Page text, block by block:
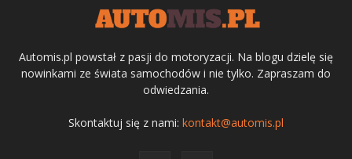
Automis.pl powstał z pasji do motoryzacji. Na blogu dzielę się
nowinkami ze świata samochodów i nie tylko. Zapraszam do
odwiedzania.
Skontaktuj się z nami: kontakt@automis.pl